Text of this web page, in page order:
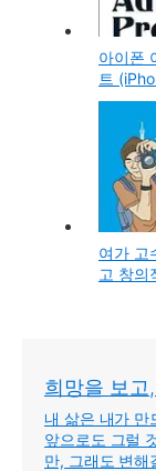
아이폰
트
여가 고
고 창의
희망을 보고
내 삶은 내가 만
앞으로도 그럴
만, 그래도 변해